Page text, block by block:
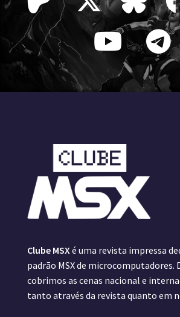
Clube MSX é uma revista impressa
padrão MSX de microcomputadores.
cobrimos as cenas nacional e
tanto através da revista quanto em